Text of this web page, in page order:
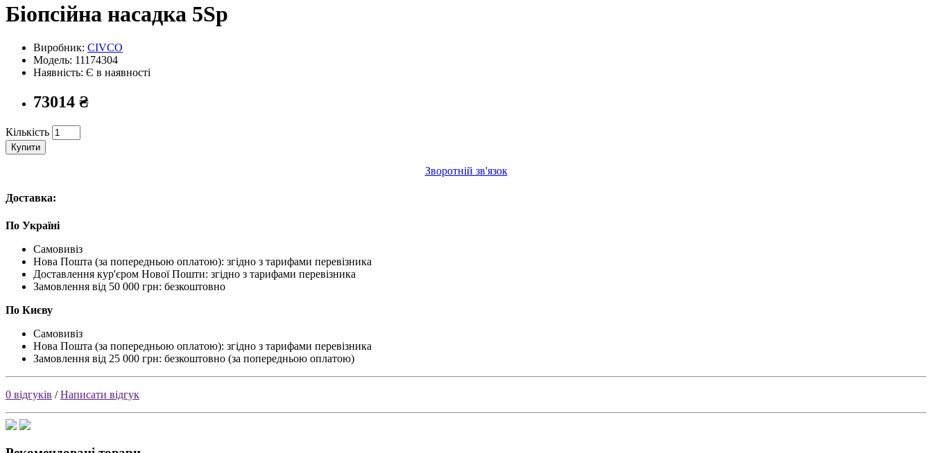
Біопсійна насадка 5Sp
Виробник: CIVCO
Модель: 11174304
Наявність: Є в наявності
73014 ₴
Кількість
Купити
Зворотній зв'язок
Доставка:
По Україні
Самовивіз
Нова Пошта (за попередньою оплатою): згідно з тарифами перевізника
Доставлення кур'єром Нової Пошти: згідно з тарифами перевізника
Замовлення від 50 000 грн: безкоштовно
По Києву
Самовивіз
Нова Пошта (за попередньою оплатою): згідно з тарифами перевізника
Замовлення від 25 000 грн: безкоштовно (за попередньою оплатою)
0 відгуків /Написати відгук